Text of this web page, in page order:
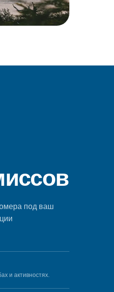
под ваш
и активностях.